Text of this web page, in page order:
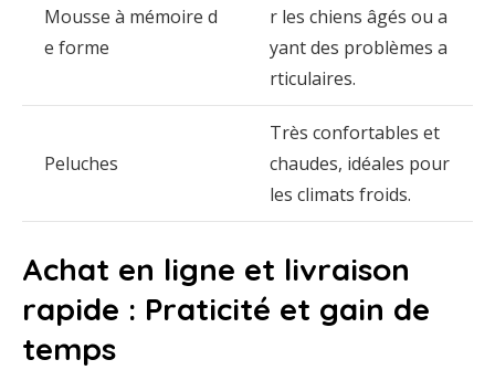
Mousse à mémoire d
e forme
r les chiens âgés ou a
yant des problèmes a
rticulaires.
Peluches
Très confortables et
chaudes, idéales pour
les climats froids.
Achat en ligne et livraison
rapide : Praticité et gain de
temps